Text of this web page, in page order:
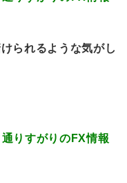
られるような気がし
りすがりのFX情報